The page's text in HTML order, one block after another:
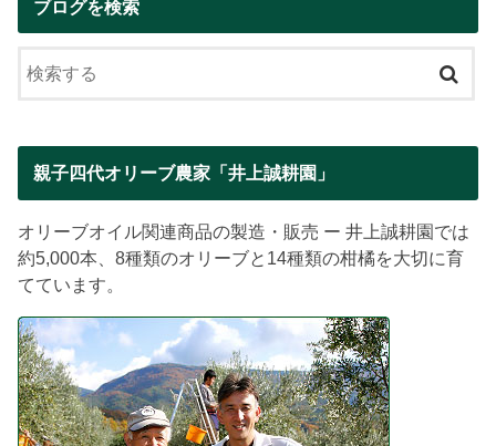
ブログを検索
親子四代オリーブ農家「井上誠耕園」
オリーブオイル関連商品の製造・販売 ー 井上誠耕園では
約5,000本、8種類のオリーブと14種類の柑橘を大切に育
てています。